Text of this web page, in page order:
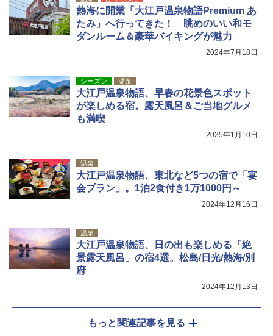
熱海に開業「大江戸温泉物語Premium あ
たみ」へ行ってきた！ 眺めのいい和モ
ダンルーム＆豪華バイキングが魅力
2024年7月18日
シーズン 温泉
大江戸温泉物語、早春の花景色スポット
が楽しめる宿。露天風呂＆ご当地グルメ
も満喫
2025年1月10日
温泉
大江戸温泉物語、東北など5つの宿で「宴
会プラン」。1泊2食付き1万1000円～
2024年12月16日
温泉
大江戸温泉物語、日の出も楽しめる「絶
景露天風呂」の宿4選。松島/日光/熱海/別
府
2024年12月13日
もっと関連記事を見る